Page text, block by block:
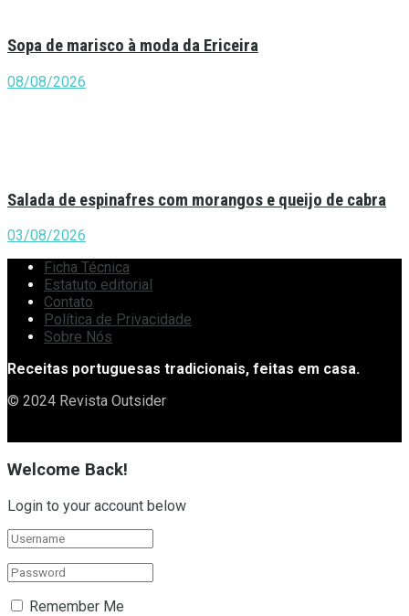
Sopa de marisco à moda da Ericeira
08/08/2026
Salada de espinafres com morangos e queijo de cabra
03/08/2026
Ficha Técnica
Estatuto editorial
Contato
Política de Privacidade
Sobre Nós
Receitas portuguesas tradicionais, feitas em casa.
© 2024 Revista Outsider
Welcome Back!
Login to your account below
Remember Me